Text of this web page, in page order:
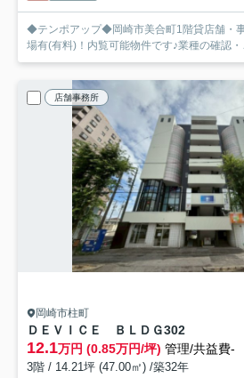
◆テンポアップ◆岡崎市美合町1階貸店舗・
場有(有料)！内覧可能物件です♪業種の確認
店舗事務所
岡崎市柱町
ＤＥＶＩＣＥ ＢＬＤＧ302
12.1万円 (0.85万円/坪) 管理/共益費-
3階 / 14.21坪 (47.00㎡) /築32年